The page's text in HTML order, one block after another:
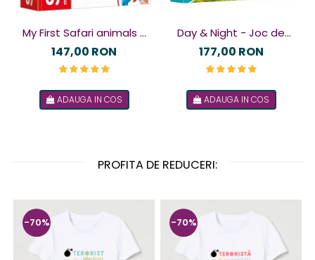
My First Safari animals -
Joc magnetic
147,00 RON
ADAUGA IN COS
Day & Night - Joc de
logică
177,00 RON
ADAUGA IN COS
PROFITA DE REDUCERI:
-70% -70%